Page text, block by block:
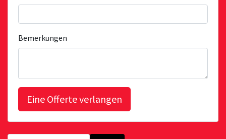
Bemerkungen